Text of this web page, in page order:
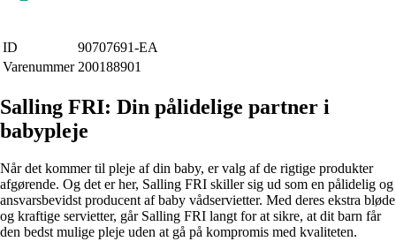
ID
90707691-EA
Varenummer 200188901
Salling FRI: Din pålidelige partner i
babypleje
Når det kommer til pleje af din baby, er valg af de rigtige produkter
afgørende. Og det er her, Salling FRI skiller sig ud som en pålidelig og
ansvarsbevidst producent af baby vådservietter. Med deres ekstra bløde
og kraftige servietter, går Salling FRI langt for at sikre, at dit barn får
den bedst mulige pleje uden at gå på kompromis med kvaliteten.